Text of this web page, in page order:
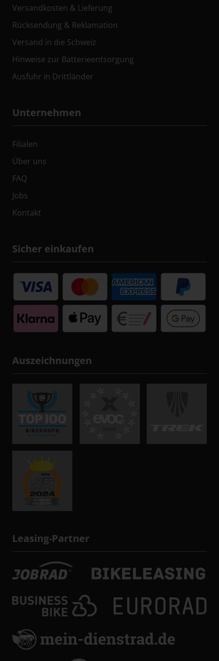
Versandkosten & Lieferung
Rücksendung & Reklamation
Versand in die Schweiz
Hinweise zur Batterieentsorgung
Ausfuhr in Drittländer
Unternehmen
Filialen
Über uns
FAQ
Jobs
Kontakt
Sicher einkaufen
Auszeichnungen
Leasing-Partner